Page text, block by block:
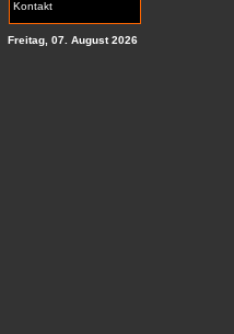
Kontakt
Freitag, 07. August 2026